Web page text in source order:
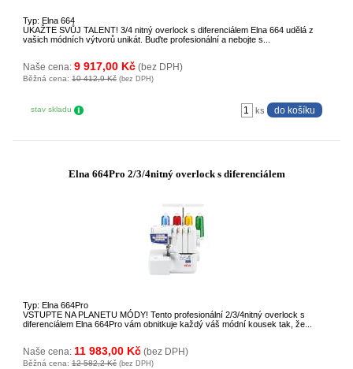
Typ: Elna 664
UKAŽTE SVŮJ TALENT! 3/4 nitný overlock s diferenciálem Elna 664 udělá z
vašich módních výtvorů unikát. Buďte profesionální a nebojte s...
Naše cena: 9 917,00 Kč (bez DPH)
Běžná cena: 10 412,9 Kč (bez DPH)
stav skladu ks
Elna 664Pro 2/3/4nitný overlock s diferenciálem
Typ: Elna 664Pro
VSTUPTE NA PLANETU MÓDY! Tento profesionální 2/3/4nitný overlock s
diferenciálem Elna 664Pro vám obnitkuje každý váš módní kousek tak, že...
Naše cena: 11 983,00 Kč (bez DPH)
Běžná cena: 12 582,2 Kč (bez DPH)